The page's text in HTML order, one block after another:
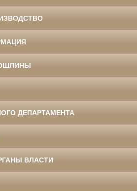
ДЕПАРТАМЕНТА
ВЛАСТИ